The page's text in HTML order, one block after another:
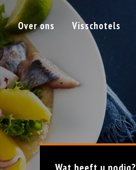
Over ons Visschotels